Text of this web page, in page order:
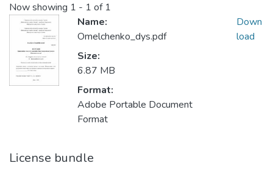
Now showing 1 - 1 of 1
Name:
Omelchenko_dys.pdf
Size:
6.87 MB
Format:
Adobe Portable Document
Format
Down
load
License bundle